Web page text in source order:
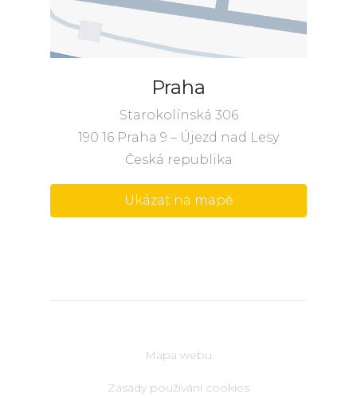
Praha
Starokolínská 306
190 16 Praha 9 – Újezd nad Lesy
Česká republika
Ukázat na mapě
Mapa webu
Zásady používání cookies